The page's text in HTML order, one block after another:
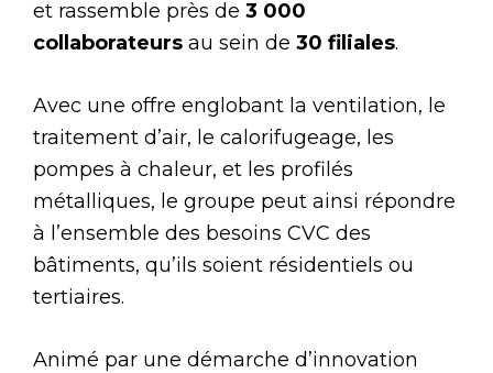
et rassemble près de 3 000
collaborateurs au sein de 30 filiales.
Avec une offre englobant la ventilation, le
traitement d’air, le calorifugeage, les
pompes à chaleur, et les profilés
métalliques, le groupe peut ainsi répondre
à l’ensemble des besoins CVC des
bâtiments, qu’ils soient résidentiels ou
tertiaires.
Animé par une démarche d’innovation